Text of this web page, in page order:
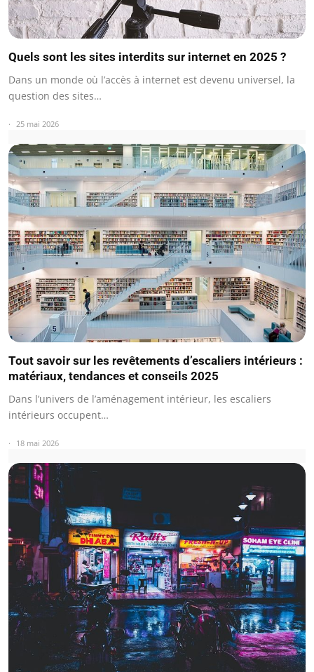
Quels sont les sites interdits sur internet en 2025 ?
Dans un monde où l’accès à internet est devenu universel, la
question des sites…
25 mai 2026
Tout savoir sur les revêtements d’escaliers intérieurs :
matériaux, tendances et conseils 2025
Dans l’univers de l’aménagement intérieur, les escaliers
intérieurs occupent…
18 mai 2026